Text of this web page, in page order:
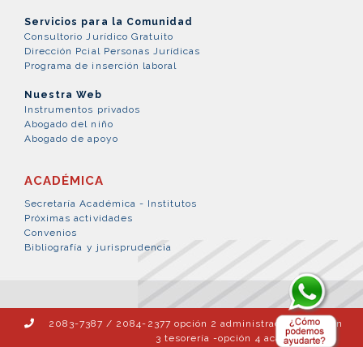
Servicios para la Comunidad
Consultorio Jurídico Gratuito
Dirección Pcial Personas Jurídicas
Programa de inserción laboral
Nuestra Web
Instrumentos privados
Abogado del niño
Abogado de apoyo
ACADÉMICA
Secretaría Académica - Institutos
Próximas actividades
Convenios
Bibliografía y jurisprudencia
2083-7387 / 2084-2377 opción 2 administración – opción
3 tesorería -opción 4 académica